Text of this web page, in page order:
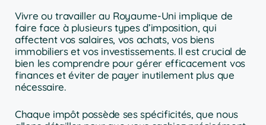
Vivre ou travailler au Royaume-Uni implique de
faire face à plusieurs types d’imposition, qui
affectent vos salaires, vos achats, vos biens
immobiliers et vos investissements. Il est crucial de
bien les comprendre pour gérer efficacement vos
finances et éviter de payer inutilement plus que
nécessaire.
Chaque impôt possède ses spécificités, que nous